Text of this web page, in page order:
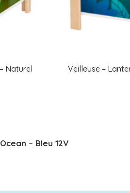
Naturel
Veilleuse –
– Bleu 12V